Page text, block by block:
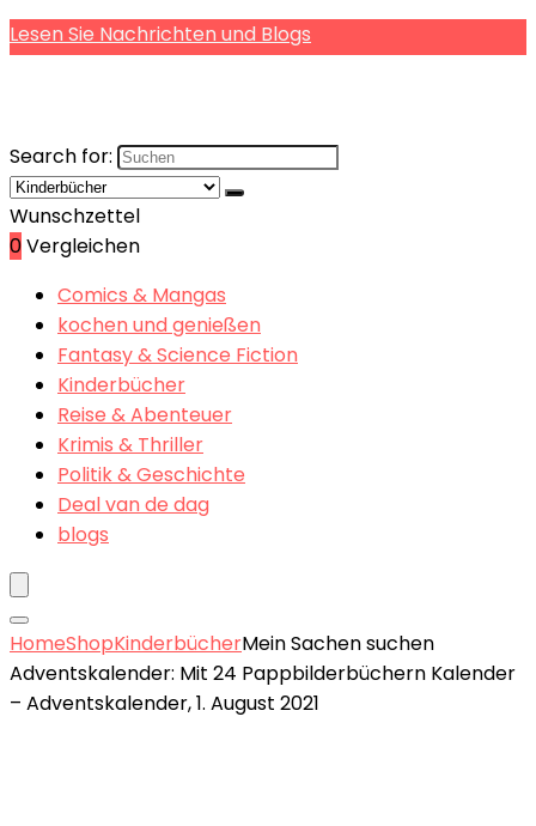
Lesen Sie Nachrichten und Blogs
Search for:
Wunschzettel
0Vergleichen
Comics & Mangas
kochen und genießen
Fantasy & Science Fiction
Kinderbücher
Reise & Abenteuer
Krimis & Thriller
Politik & Geschichte
Deal van de dag
blogs
HomeShopKinderbücherMein Sachen suchen
Adventskalender: Mit 24 Pappbilderbüchern Kalender
– Adventskalender, 1. August 2021